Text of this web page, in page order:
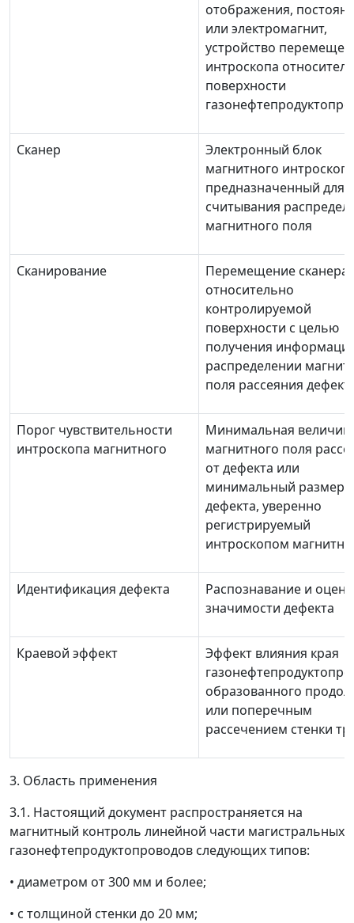
отображения,
или электромагнит,
устройство
интроскопа
поверхности
Сканер
Электронный блок
магнитного
предназначенный для
считывания
магнитного поля
Сканирование
Перемещение сканера
относительно
контролируемой
поверхности с целью
получения
распределении
поля рассеяния
Порог чувствительности
интроскопа магнитного
Минимальная
магнитного поля
от дефекта или
минимальный размер
дефекта, уверенно
регистрируемый
интроскопом
Идентификация дефекта
Распознавание и
значимости дефекта
Краевой эффект
Эффект влияния края
образованного
или поперечным
рассечением стенки
3. Область применения
3.1. Настоящий документ распространяется на
магнитный контроль линейной части магистральных
газонефтепродуктопроводов следующих типов:
• диаметром от 300 мм и более;
• с толщиной стенки до 20 мм;